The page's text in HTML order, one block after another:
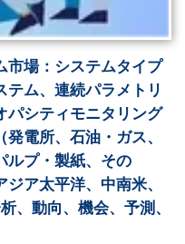
市場：システムタイプ
ム、連続パラメトリ
パシティモニタリング
電所、石油・ガス、
ルプ・製紙、その
ア太平洋、中南米、
、動向、機会、予測、